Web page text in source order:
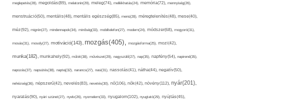
meglepetés(28), megoldás(89), melatonin(29), meleg(74), mellékhatás(24), memória(72), mennyiség(26),
menstruáció(50), mentális(48), mentális egészség(85), menü(28), méregtelenítés(48), mese(40),
méz(92), migrén(27), mindennapok(34), minőség(33), mobiltelefon(27), modern(24), módszer(68), mogyoró(31),
mosás(31), mosoly(27), motiváció(143), mozgás(405), mozgásforma(25), mozi(42),
munka(182), munkahely(92), műtét(38), művészet(29), nagyszülő(27), nap(35), napfény(54), napirend(35),
napozás(37), napsütés(38), naptej(32), narancs(27), nasi(31), nassolás(41), nátha(44), negatív(50),
nehézség(36), népszerű(42), nevelés(83), nevetés(30), nő(106), nők(42), növény(112), nyár(201),
nyaralás(90), nyári szünet(27), nyelv(26), nyomelem(33), nyugalom(102), nyugtató(29), nyújtás(45),